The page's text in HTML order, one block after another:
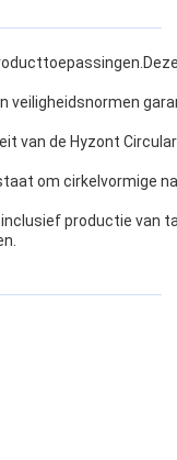
veiligheidsnormen
van de Hyzont
om cirkelvormige
productie van